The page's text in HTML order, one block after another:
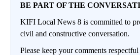
BE PART OF THE
KIFI Local News 8 is committed to
civil and constructive conversation.
Please keep your comments